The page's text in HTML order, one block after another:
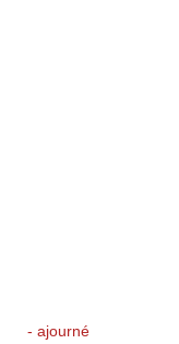
- ajourné